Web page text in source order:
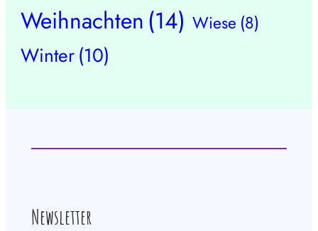
Weihnachten(14) Wiese (8)
Winter(10)
Newsletter